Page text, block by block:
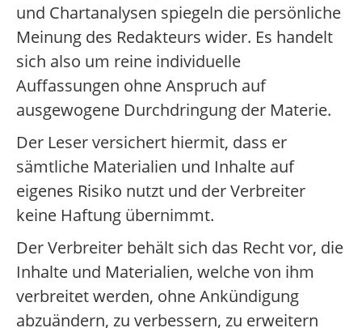
und Chartanalysen spiegeln die persönliche
Meinung des Redakteurs wider. Es handelt
sich also um reine individuelle
Auffassungen ohne Anspruch auf
ausgewogene Durchdringung der Materie.
Der Leser versichert hiermit, dass er
sämtliche Materialien und Inhalte auf
eigenes Risiko nutzt und der Verbreiter
keine Haftung übernimmt.
Der Verbreiter behält sich das Recht vor, die
Inhalte und Materialien, welche von ihm
verbreitet werden, ohne Ankündigung
abzuändern, zu verbessern, zu erweitern